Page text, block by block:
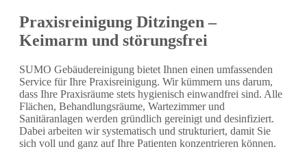
Praxisreinigung Ditzingen –
Keimarm und störungsfrei
SUMO Gebäudereinigung bietet Ihnen einen umfassenden
Service für Ihre Praxisreinigung. Wir kümmern uns darum,
dass Ihre Praxisräume stets hygienisch einwandfrei sind. Alle
Flächen, Behandlungsräume, Wartezimmer und
Sanitäranlagen werden gründlich gereinigt und desinfiziert.
Dabei arbeiten wir systematisch und strukturiert, damit Sie
sich voll und ganz auf Ihre Patienten konzentrieren können.